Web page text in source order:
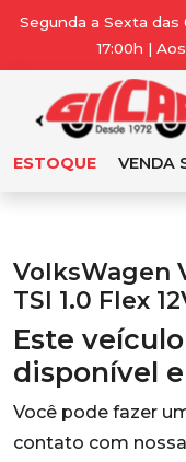
Segunda a Sexta das
17:00h |
ESTOQUE VENDA
VolksWagen
TSI 1.0 Flex
Este
disponível
Você pode fazer
contato com